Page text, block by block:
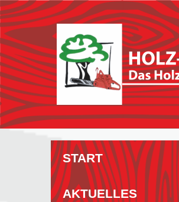
Zum
Inhalt
springen
START
AKTUELLES